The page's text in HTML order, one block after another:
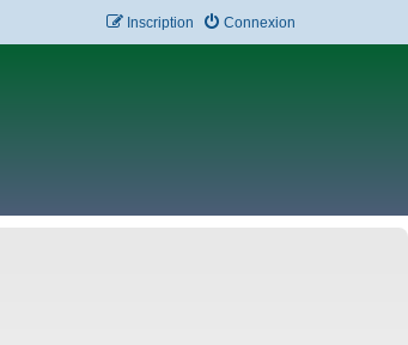
Connexion
Inscription